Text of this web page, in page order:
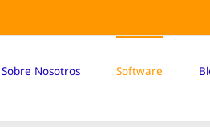
Sobre Nosotros Software